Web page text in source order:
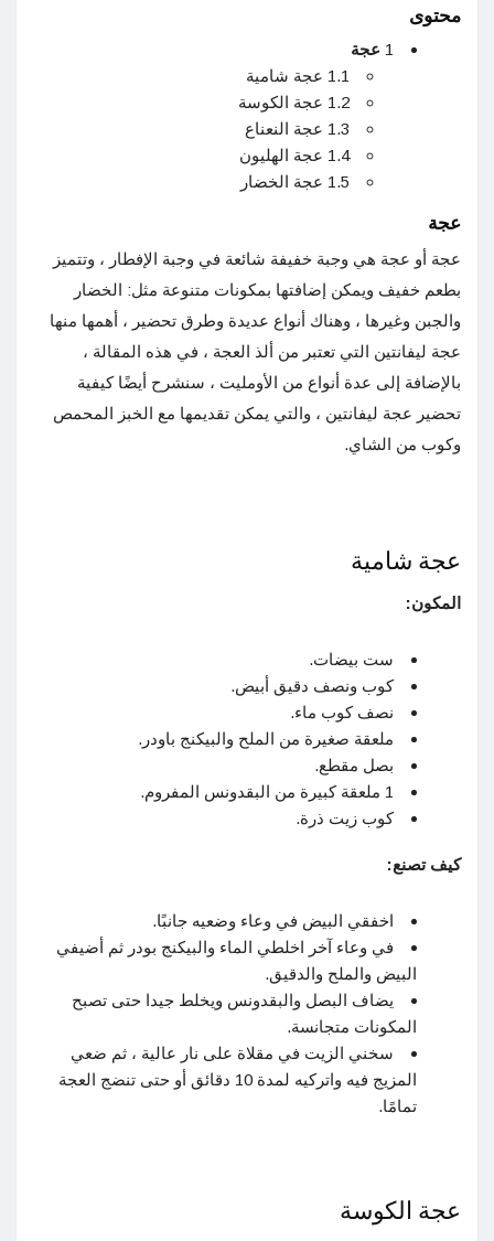
محتوى
1 عجة
1.1 عجة شامية
1.2 عجة الكوسة
1.3 عجة النعناع
1.4 عجة الهليون
1.5 عجة الخضار
عجة
عجة أو عجة هي وجبة خفيفة شائعة في وجبة الإفطار ، وتتميز
بطعم خفيف ويمكن إضافتها بمكونات متنوعة مثل: الخضار
والجبن وغيرها ، وهناك أنواع عديدة وطرق تحضير ، أهمها منها
عجة ليفانتين التي تعتبر من ألذ العجة ، في هذه المقالة ،
بالإضافة إلى عدة أنواع من الأومليت ، سنشرح أيضًا كيفية
تحضير عجة ليفانتين ، والتي يمكن تقديمها مع الخبز المحمص
وكوب من الشاي.
عجة شامية
المكون:
ست بيضات.
كوب ونصف دقيق أبيض.
نصف كوب ماء.
ملعقة صغيرة من الملح والبيكنج باودر.
بصل مقطع.
1 ملعقة كبيرة من البقدونس المفروم.
كوب زيت ذرة.
كيف تصنع:
اخفقي البيض في وعاء وضعيه جانبًا.
في وعاء آخر اخلطي الماء والبيكنج بودر ثم أضيفي
البيض والملح والدقيق.
يضاف البصل والبقدونس ويخلط جيدا حتى تصبح
المكونات متجانسة.
سخني الزيت في مقلاة على نار عالية ، ثم ضعي
المزيج فيه واتركيه لمدة 10 دقائق أو حتى تنضج العجة
تمامًا.
عجة الكوسة